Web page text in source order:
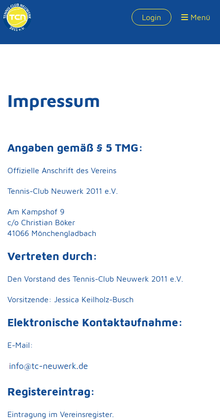
Login Menü
Impressum
Angaben gemäß § 5 TMG:
Offizielle Anschrift des Vereins
Tennis-Club Neuwerk 2011 e.V.
Am Kampshof 9
c/o Christian Böker
41066 Mönchengladbach
Vertreten durch:
Den Vorstand des Tennis-Club Neuwerk 2011 e.V.
Vorsitzende: Jessica Keilholz-Busch
Elektronische Kontaktaufnahme:
E-Mail:
Registereintrag:
Eintragung im Vereinsregister.